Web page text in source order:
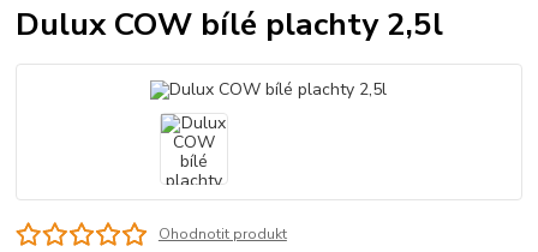
Dulux COW bílé plachty 2,5l
Ohodnotit produkt